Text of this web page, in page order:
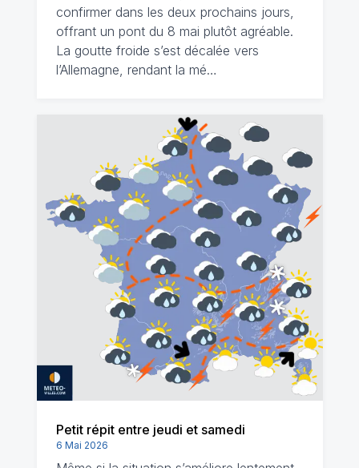
confirmer dans les deux prochains jours,
offrant un pont du 8 mai plutôt agréable.
La goutte froide s’est décalée vers
l’Allemagne, rendant la mé…
Petit répit entre jeudi et samedi
6 Mai 2026